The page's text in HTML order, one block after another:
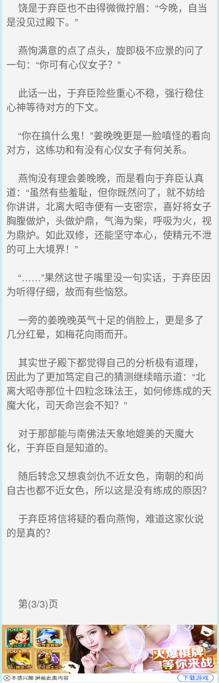
饶是于弃臣也不由得微微拧眉：“今晚，自当
是没见过殿下。”
燕恂满意的点了点头，旋即极不应景的问了
一句：“你可有心仪女子？”
此话一出，于弃臣险些重心不稳，强行稳住
心神等待对方的下文。
“你在搞什么鬼！”姜晚晚更是一脸嗔怪的看向
对方，这练功和有没有心仪女子有何关系。
燕恂没有理会姜晚晚，而是看向于弃臣认真
道：“虽然有些羞耻，但你既然问了，就不妨给
你讲讲，北离大昭寺便有一支密宗，喜好将女子
胸腹做炉，头做炉鼎，气海为柴，呼吸为火，视
为鼎炉。如此双修，还能坚守本心，使精元不泄
的可上大境界！”
“……”果然这世子嘴里没一句实话，于弃臣因
为听得仔细，故而有些恼怒。
一旁的姜晚晚英气十足的俏脸上，更是多了
几分红晕，如梅花向雨而开。
其实世子殿下都觉得自己的分析极有道理，
因此为了更加笃定自己的猜测继续暗示道：“北
离大昭寺那位十四粒念珠法王，如何修炼成的天
魔大化，司天命岂会不知？”
对于那部能与南佛法天象地媲美的天魔大
化，于弃臣自是知道的。
随后转念又想袁剑仇不近女色，南朝的和尚
自古也都不近女色，所以这是没有练成的原因？
于弃臣将信将疑的看向燕恂，难道这家伙说
的是真的？
第(3/3)页